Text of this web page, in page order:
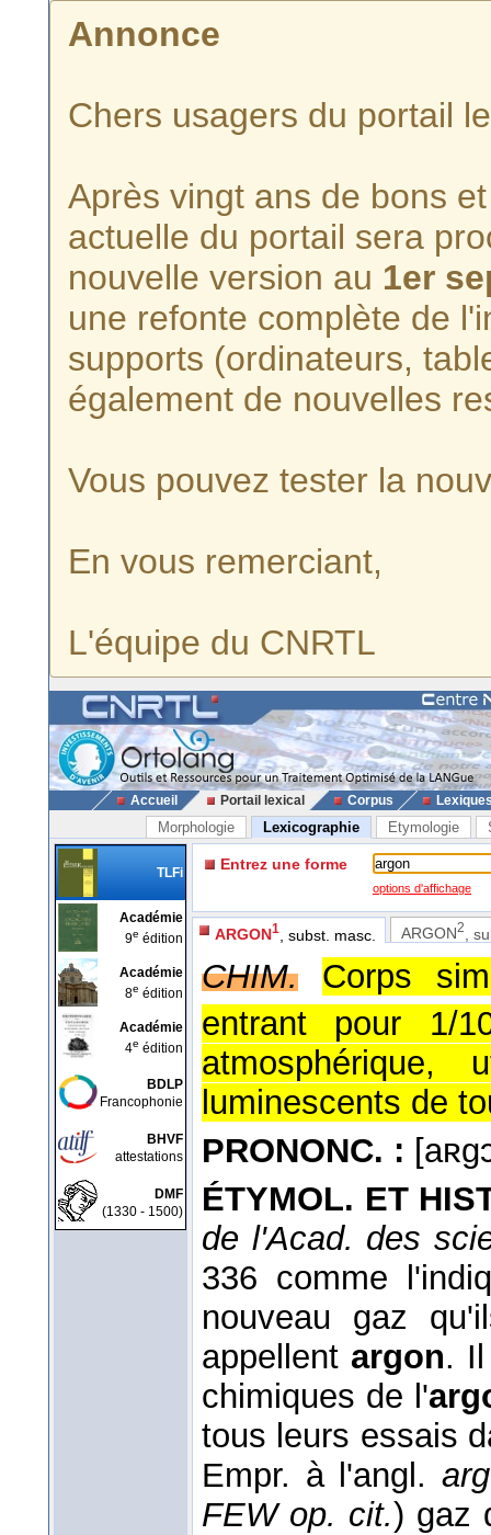
Annonce
Chers usagers du portail
Après vingt ans de bons
actuelle du portail sera
nouvelle version au 1er
une refonte complète de
supports (ordinateurs,
également de nouvelles
Vous pouvez tester la
En vous remerciant,
L'équipe du CNRTL
Accueil Portail lexical Corpus
Morphologie Lexicographie Etymologie
TLFi
Académie
9e édition
Académie
8e édition
Académie
4e édition
BDLP
Francophonie
BHVF
attestations
DMF
(1330 - 1500)
Entrez une forme
options d'affichage
ARGON1 , subst. masc. ARGON2 ,
CHIM.
Corps
entrant pour 1/
luminescents de
PRONONC. :
ÉTYMOL. ET
de l'Acad. des
336 comme
nouveau gaz
appellent argon.
chimiques de l'
tous leurs essais
Empr. à l'angl.
FEW op. cit.) gaz